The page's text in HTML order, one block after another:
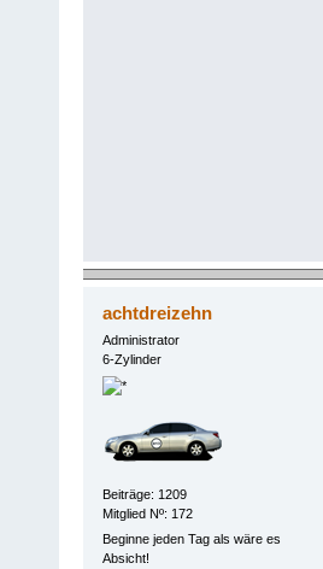
achtdreizehn
Administrator
6-Zylinder
Beiträge: 1209
Mitglied Nº: 172
Beginne jeden Tag als wäre es
Absicht!